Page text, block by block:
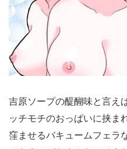
吉原ソープの醍醐味と言え
ッチモチのおっぱいに挟ま
窪ませるバキュームフェラ